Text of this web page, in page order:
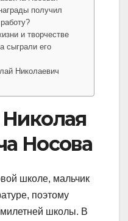
получил
и творчестве
сыграли его
Николаевич
Носова
школе, мальчик
поэтому
школы. В